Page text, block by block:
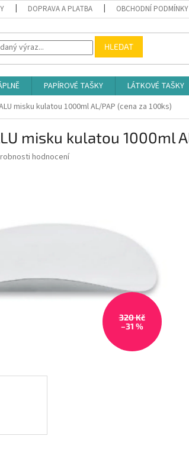
DOPRAVA A PLATBA OBCHODNÍ PODMÍNKY
HLEDAT
PAPÍROVÉ TAŠKY LÁTKOVÉ TAŠKY
misku kulatou 1000ml AL/PAP (cena za 100ks)
misku kulatou 1000ml
hodnocení
320 Kč
–31 %